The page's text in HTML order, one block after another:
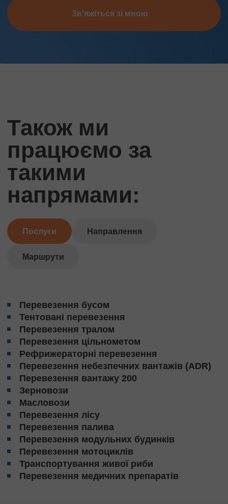
Зв'яжіться зі мною
Також ми
працюємо за
такими
напрямами:
Послуги Направлення
Маршрути
Перевезення бусом
Тентовані перевезення
Перевезення тралом
Перевезення цільнометом
Рефрижераторні перевезення
Перевезення небезпечних вантажів (ADR)
Перевезення вантажу 200
Зерновози
Масловози
Перевезення лісу
Перевезення палива
Перевезення модульних будинків
Перевезення мотоциклів
Транспортування живої риби
Перевезення медичних препаратів